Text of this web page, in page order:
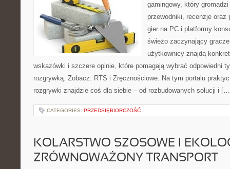
gamingowy, który
przewodniki, recenzje oraz
gier na PC i platformy
świeżo zaczynający
użytkownicy znajdą
wskazówki i szczere opinie, które pomagają wybrać odpowiedni
rozgrywką. Zobacz: RTS i Zręcznościowe. Na tym portalu
rozgrywki znajdzie coś dla siebie – od rozbudowanych solucji i
CATEGORIES: PRZEDSIĘBIORCZOŚĆ
KOLARSTWO SZOSOWE I
ZRÓWNOWAŻONY TRANSPORT